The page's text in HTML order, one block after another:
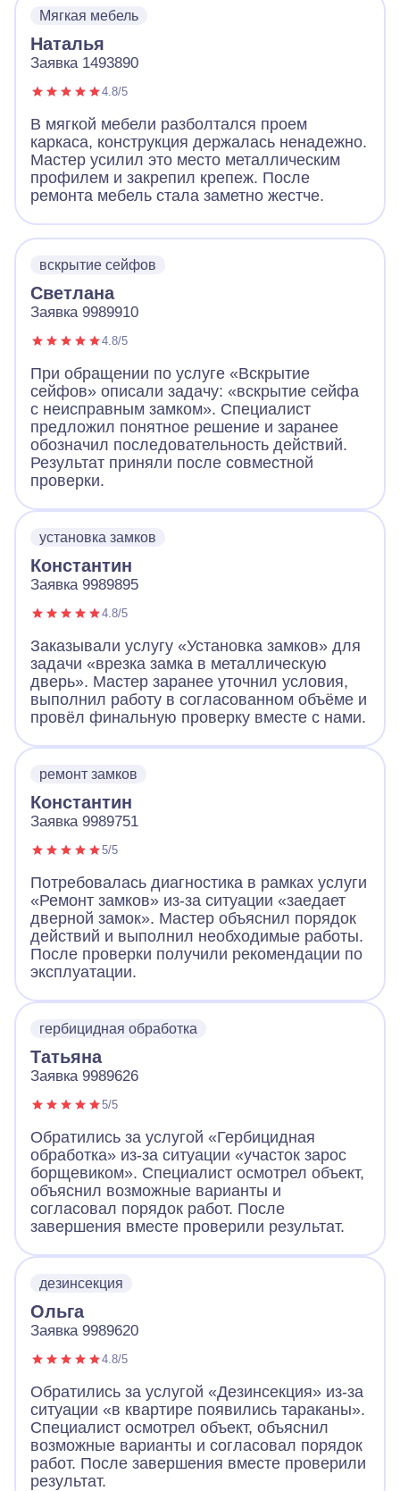
Мягкая мебель
Наталья
Заявка 1493890
4.8/5
В мягкой мебели разболтался проем
каркаса, конструкция держалась ненадежно.
Мастер усилил это место металлическим
профилем и закрепил крепеж. После
ремонта мебель стала заметно жестче.
вскрытие сейфов
Светлана
Заявка 9989910
4.8/5
При обращении по услуге «Вскрытие
сейфов» описали задачу: «вскрытие сейфа
с неисправным замком». Специалист
предложил понятное решение и заранее
обозначил последовательность действий.
Результат приняли после совместной
проверки.
установка замков
Константин
Заявка 9989895
4.8/5
Заказывали услугу «Установка замков» для
задачи «врезка замка в металлическую
дверь». Мастер заранее уточнил условия,
выполнил работу в согласованном объёме и
провёл финальную проверку вместе с нами.
ремонт замков
Константин
Заявка 9989751
5/5
Потребовалась диагностика в рамках услуги
«Ремонт замков» из-за ситуации «заедает
дверной замок». Мастер объяснил порядок
действий и выполнил необходимые работы.
После проверки получили рекомендации по
эксплуатации.
гербицидная обработка
Татьяна
Заявка 9989626
5/5
Обратились за услугой «Гербицидная
обработка» из-за ситуации «участок зарос
борщевиком». Специалист осмотрел объект,
объяснил возможные варианты и
согласовал порядок работ. После
завершения вместе проверили результат.
дезинсекция
Ольга
Заявка 9989620
4.8/5
Обратились за услугой «Дезинсекция» из-за
ситуации «в квартире появились тараканы».
Специалист осмотрел объект, объяснил
возможные варианты и согласовал порядок
работ. После завершения вместе проверили
результат.